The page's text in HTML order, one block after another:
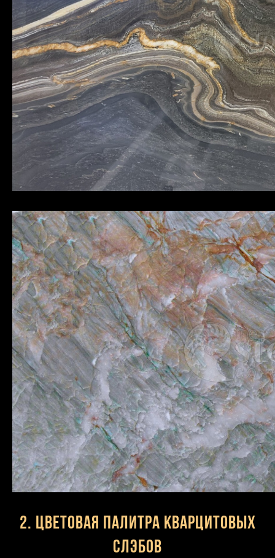
2. Цветовая палитра кварцитовых
слэбов